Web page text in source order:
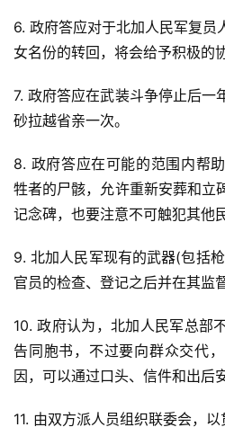
6. 政府答应对于北加人民军复员
女名份的转回，将会给予积极的
7. 政府答应在武装斗争停止后一
砂拉越省亲一次。
8. 政府答应在可能的范围内帮
牲者的尸骸，允许重新安葬和立
记念碑，也要注意不可触犯其他
9. 北加人民军现有的武器(包括
官员的检查、登记之后并在其监
10. 政府认为，北加人民军总部
告同胞书，不过要向群众交代
因，可以通过口头、信件和出后
11. 由双方派人员组织联委会，以